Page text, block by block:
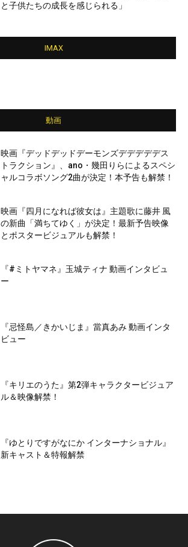
と子供たちの成長を感じられる」
IMAX
動画
映画『デッドデッドデーモンズデデデデデス
トラクション』、ano・幾田りらによるスペシ
ャルコラボソング2曲が決定！本予告も解禁！
映画『四月になれば彼女は』主題歌に藤井 風
の新曲「満ちてゆく」が決定！最新予告映像
とポスタービジュアルも解禁！
『#ミトヤマネ』玉城ティナ 動画インタビュ
ー
『忌怪島／きかいじま』當真あみ 動画インタ
ビュー
『キリエのうた』第2弾キャラクタービジュア
ル＆映像解禁！
『ゆとりですがなにか インターナショナル』
新キャスト＆特報解禁